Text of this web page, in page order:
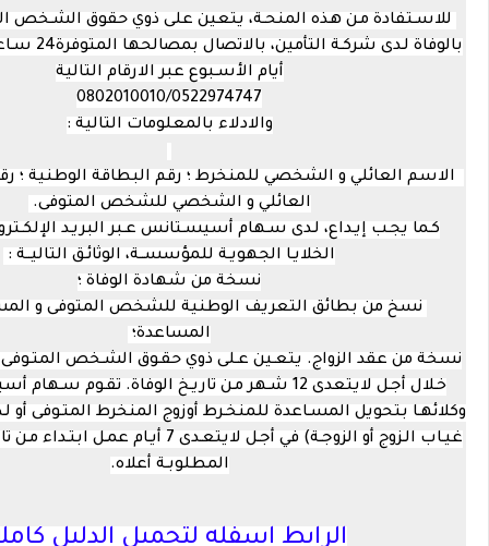
للاسـتفادة مـن هـذه المنحـة، يتعين على ذوي حقوق الشـخص
أيام الأسـبوع عبر الارقام التالية
0802010010/0522974747
والادلاء بالمعلومات التالية :
الاسم العائلي و الشخصي للمنخرط ؛ رقم البطاقة الوطنية ؛
العائلي و الشخصي للشخص المتوفى.
كـما يجـب إيـداع، لـدى سـهام أسيسـتانس عـبر البريـد
الخلايـا الجهويـة للمؤسســة، الوثائـق التاليــة :
نسخة من شهادة الوفاة ؛
نسخ من بطائق التعريف الوطنية للشخص المتوفى و
المساعدة؛
نسخة من عقد الزواج. يتعـين عـلى ذوي حقـوق الشـخص المتـوفى
خـلال أجـل لايتعدى 12 شـهر مـن تاريـخ الوفاة. تقـوم
وكلائهـا بتحويل المسـاعدة للمنخـرط أوزوج المنخرط المتـوفى أو
غيـاب الـزوج أو الزوجـة) في أجـل لايتعـدى 7
المطلوبـة أعلاه.
الرابط اسفله لتحميل الدليل